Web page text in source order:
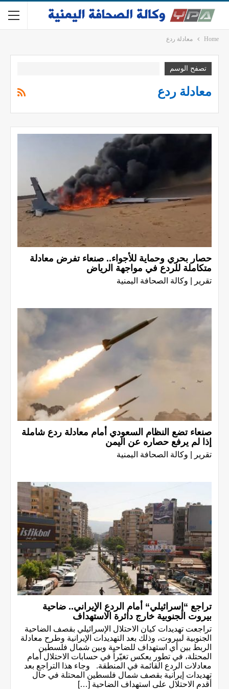
Home معادلة ردع
تصفح الوسم
معادلة ردع
حصار بحري وحماية للأجواء.. صنعاء تفرض معادلة
متكاملة للردع في مواجهة الرياض
تقرير | وكالة الصحافة اليمنية
صنعاء تضع النظام السعودي أمام معادلة ردع شاملة
إذا لم يرفع حصاره عن اليمن
تقرير | وكالة الصحافة اليمنية
تراجع “إسرائيلي“ أمام الردع الإيراني.. ضاحية
بيروت الجنوبية خارج دائرة الاستهداف
تراجعت تهديدات كيان الاحتلال الإسرائيلي بقصف الضاحية
الجنوبية لبيروت، وذلك بعد التهديدات الإيرانية وطرح معادلة
الربط بين أي استهداف للضاحية وبين شمال فلسطين
المحتلة، في تطور يعكس تغيّراً في حسابات الاحتلال أمام
معادلات الردع القائمة في المنطقة. وجاء هذا التراجع بعد
تهديدات إيرانية بقصف شمال فلسطين المحتلة في حال
أقدم الاحتلال على استهداف الضاحية […]